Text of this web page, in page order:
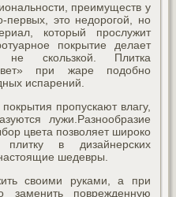
преимуществ у
первых, это недорогой, но
который прослужит
покрытие делает
скользкой. Плитка
при жаре подобно
испарений.
пропускают влагу,
лужи.Разнообразие
цвета позволяет широко
плитку в дизайнерских
шедевры.
своими руками, а при
заменить поврежденную